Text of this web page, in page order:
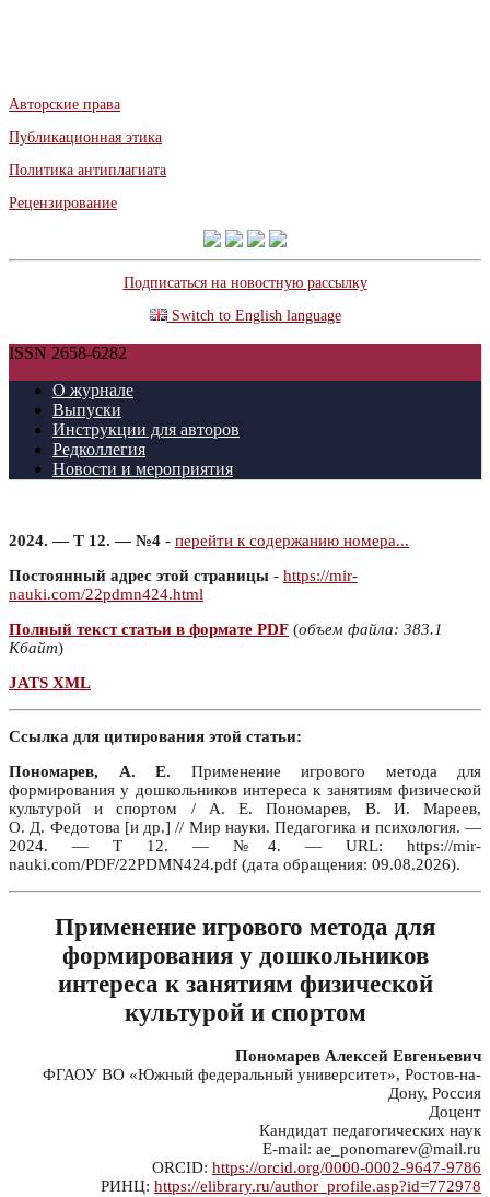
Авторские права
Публикационная этика
Политика антиплагиата
Рецензирование
Подписаться на новостную рассылку
Switch to English language
ISSN 2658-6282
О журнале
Выпуски
Инструкции для авторов
Редколлегия
Новости и мероприятия
2024. — Т 12. — №4 - перейти к содержанию номера...
Постоянный адрес этой страницы - https://mir-
nauki.com/22pdmn424.html
Полный текст статьи в формате PDF (объем файла: 383.1
Кбайт)
JATS XML
Ссылка для цитирования этой статьи:
Пономарев, А. Е. Применение игрового метода для
формирования у дошкольников интереса к занятиям физической
культурой и спортом / А. Е. Пономарев, В. И. Мареев,
О. Д. Федотова [и др.] // Мир науки. Педагогика и психология. —
2024. — Т 12. — №4. — URL: https://mir-
nauki.com/PDF/22PDMN424.pdf (дата обращения: 09.08.2026).
Применение игрового метода для
формирования у дошкольников
интереса к занятиям физической
культурой и спортом
Пономарев Алексей Евгеньевич
ФГАОУ ВО «Южный федеральный университет», Ростов-на-
Дону, Россия
Доцент
Кандидат педагогических наук
E-mail: ae_ponomarev@mail.ru
ORCID: https://orcid.org/0000-0002-9647-9786
РИНЦ: https://elibrary.ru/author_profile.asp?id=772978